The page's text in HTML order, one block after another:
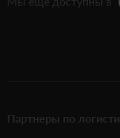
Партнеры по